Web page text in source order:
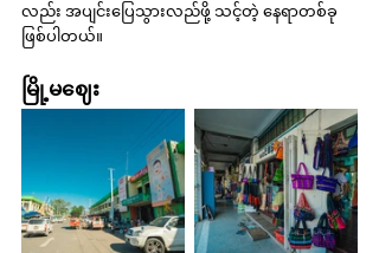
လည်း အပျင်းပြေသွားလည်ဖို့ သင့်တဲ့ နေရာတစ်ခု
ဖြစ်ပါတယ်။
မြို့မဈေး